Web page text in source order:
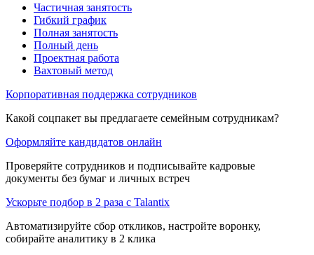
Частичная занятость
Гибкий график
Полная занятость
Полный день
Проектная работа
Вахтовый метод
Корпоративная поддержка сотрудников
Какой соцпакет вы предлагаете семейным сотрудникам?
Оформляйте кандидатов онлайн
Проверяйте сотрудников и подписывайте кадровые
документы без бумаг и личных встреч
Ускорьте подбор в 2 раза с Talantix
Автоматизируйте сбор откликов, настройте воронку,
собирайте аналитику в 2 клика